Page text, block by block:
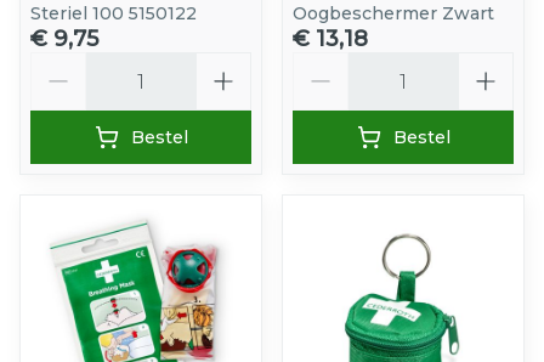
Steriel 100 5150122
€ 9,75
Bestel
Oogbeschermer Zwart
€ 13,18
Bestel